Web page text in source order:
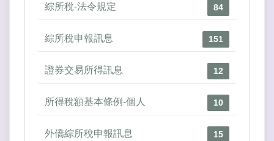
綜所稅-法令規定 84
綜所稅申報訊息 151
證券交易所得訊息 12
所得稅額基本條例-個人 10
外僑綜所稅申報訊息 15